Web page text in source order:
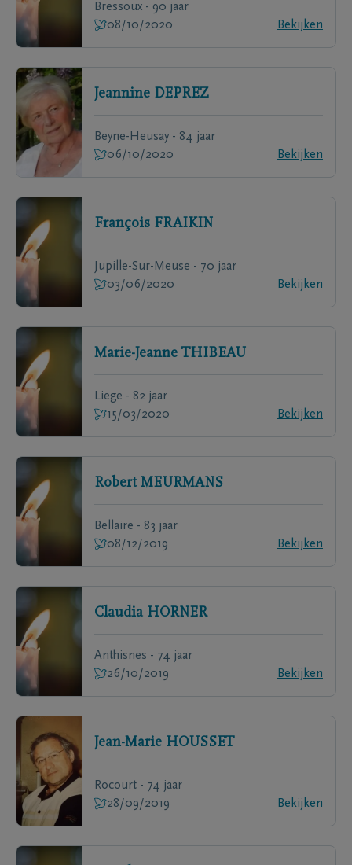
Bressoux - 90 jaar
08/10/2020
Bekijken
Jeannine DEPREZ
Beyne-Heusay - 84 jaar
06/10/2020
Bekijken
François FRAIKIN
Jupille-Sur-Meuse - 70 jaar
03/06/2020
Bekijken
Marie-Jeanne THIBEAU
Liege - 82 jaar
15/03/2020
Bekijken
Robert MEURMANS
Bellaire - 83 jaar
08/12/2019
Bekijken
Claudia HORNER
Anthisnes - 74 jaar
26/10/2019
Bekijken
Jean-Marie HOUSSET
Rocourt - 74 jaar
28/09/2019
Bekijken